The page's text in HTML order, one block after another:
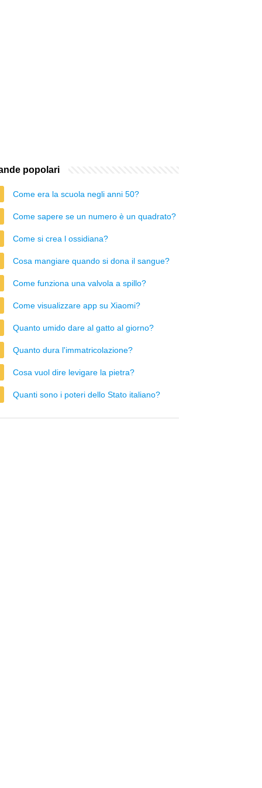
popolari
Come era la scuola negli anni 50?
Come sapere se un numero è un quadrato?
Come si crea l ossidiana?
Cosa mangiare quando si dona il sangue?
Come funziona una valvola a spillo?
Come visualizzare app su Xiaomi?
Quanto umido dare al gatto al giorno?
Quanto dura l'immatricolazione?
Cosa vuol dire levigare la pietra?
Quanti sono i poteri dello Stato italiano?